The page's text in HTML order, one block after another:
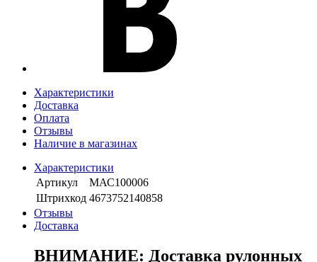
Характеристики
Доставка
Оплата
Отзывы
Наличие в магазинах
Характеристики
Артикул
МАС100006
Штрихкод 4673752140858
Отзывы
Доставка
ВНИМАНИЕ: Доставка рулонных